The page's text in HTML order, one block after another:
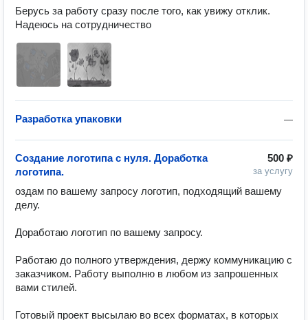
Берусь за работу сразу после того, как увижу отклик.
Надеюсь на сотрудничество
—
Разработка упаковки
500 ₽
за услугу
Создание логотипа с нуля. Доработка
логотипа.
оздам по вашему запросу логотип, подходящий вашему
делу.
Доработаю логотип по вашему запросу.
Работаю до полного утверждения, держу коммуникацию с
заказчиком. Работу выполню в любом из запрошенных
вами стилей.
Готовый проект высылаю во всех форматах, в которых